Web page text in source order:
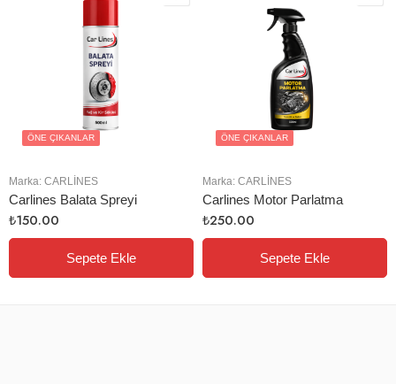
Marka: CARLINES
Carlines Balata Spreyi
ÖNE ÇIKANLAR
₺150.00
Sepete Ekle
Marka: CARLINES
Carlines Motor Parlatma
ÖNE ÇIKANLAR
₺250.00
Sepete Ekle